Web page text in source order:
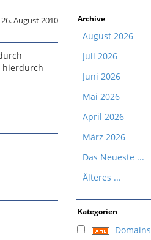
August 2010
hierdurch
Archive
August 2026
Juli 2026
Juni 2026
Mai 2026
April 2026
März 2026
Das Neueste ...
Älteres ...
Kategorien
Domains